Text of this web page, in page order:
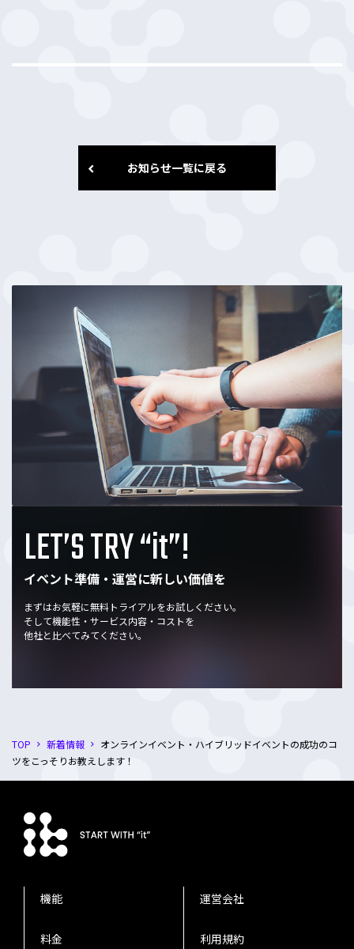
お知らせ一覧に戻る
LET’S TRY “it”!
イベント準備・運営に新しい価値を
まずはお気軽に無料トライアルをお試しください。
そして機能性・サービス内容・コストを
他社と比べてみてください。
TOP navigate_next 新着情報 navigate_next
オンラインイベント・ハイブリッドイベントの成功のコ
ツをこっそりお教えします！
機能
料金
運営会社
利用規約